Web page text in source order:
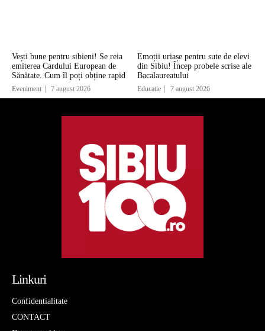
Vești bune pentru sibieni! Se reia
emiterea Cardului European de
Sănătate. Cum îl poți obține rapid
Eveniment 7 august 2026
Emoții uriașe pentru sute de elevi
din Sibiu! Încep probele scrise ale
Bacalaureatului
Educatie 7 august 2026
Linkuri
Confidentialitate
CONTACT